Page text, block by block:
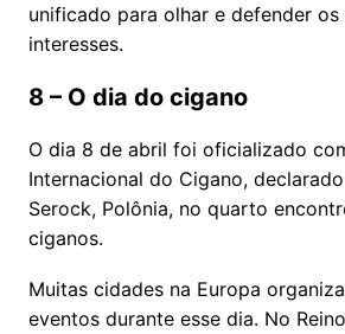
unificado para olhar e defender os
interesses.
8 – O dia do cigano
O dia 8 de abril foi oficializado
Internacional do Cigano,
Serock, Polônia, no quarto
ciganos.
Muitas cidades na Europa
eventos durante esse dia. No